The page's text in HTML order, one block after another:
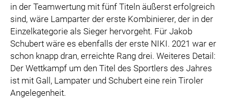
in der Teamwertung mit fünf Titeln äußerst erfolgreich
sind, wäre Lamparter der erste Kombinierer, der in der
Einzelkategorie als Sieger hervorgeht. Für Jakob
Schubert wäre es ebenfalls der erste NIKI. 2021 war er
schon knapp dran, erreichte Rang drei. Weiteres Detail:
Der Wettkampf um den Titel des Sportlers des Jahres
ist mit Gall, Lampater und Schubert eine rein Tiroler
Angelegenheit.